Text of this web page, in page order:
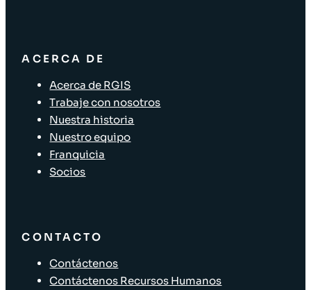
ACERCA DE
Acerca de RGIS
Trabaje con nosotros
Nuestra historia
Nuestro equipo
Franquicia
Socios
CONTACTO
Contáctenos
Contáctenos Recursos Humanos